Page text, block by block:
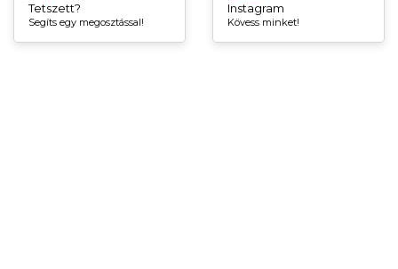
Tetszett?
Segíts egy megosztással!
Instagram
Kövess minket!